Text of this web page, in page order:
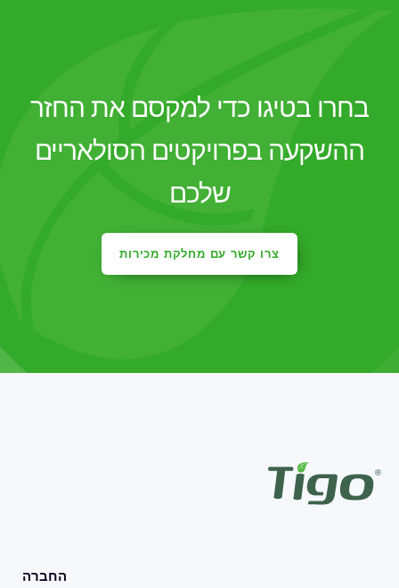
בחרו בטיגו כדי למקסם את החזר
ההשקעה בפרויקטים הסולאריים
שלכם
צרו קשר עם מחלקת מכירות
החברה